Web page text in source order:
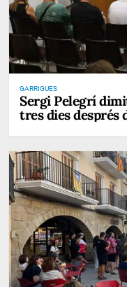
GARRIGUES
Sergi Pelegrí
tres dies després